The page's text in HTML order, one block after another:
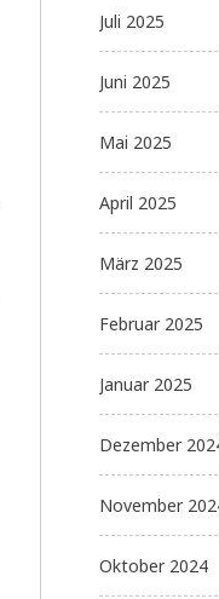
Juli 2025
Juni 2025
Mai 2025
April 2025
März 2025
Februar 2025
Januar 2025
Dezember
November
Oktober 2024